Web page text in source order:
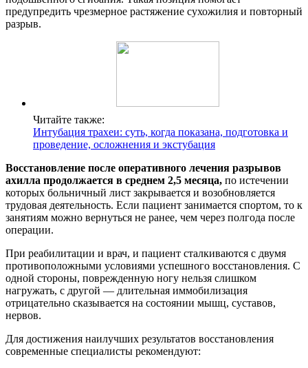
предупредить чрезмерное растяжение сухожилия и повторный
разрыв.
Читайте также:
Интубация трахеи: суть, когда показана, подготовка и
проведение, осложнения и экстубация
Восстановление после оперативного лечения разрывов
ахилла продолжается в среднем 2,5 месяца, по истечении
которых больничный лист закрывается и возобновляется
трудовая деятельность. Если пациент занимается спортом, то к
занятиям можно вернуться не ранее, чем через полгода после
операции.
При реабилитации и врач, и пациент сталкиваются с двумя
противоположными условиями успешного восстановления. С
одной стороны, поврежденную ногу нельзя слишком
нагружать, с другой — длительная иммобилизация
отрицательно сказывается на состоянии мышц, суставов,
нервов.
Для достижения наилучших результатов восстановления
современные специалисты рекомендуют: